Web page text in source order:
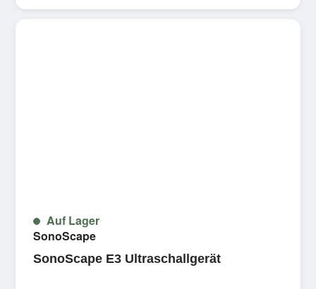
Auf Lager
SonoScape
SonoScape E3 Ultraschallgerät